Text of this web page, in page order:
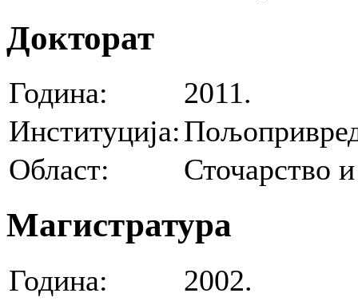
Докторат
Година:
2011.
Институција:
Област:
Сточарство
Магистратура
Година:
2002.